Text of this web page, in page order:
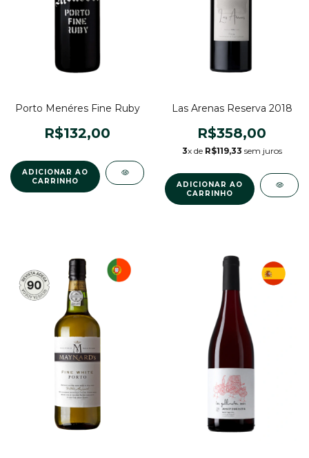
Porto Menéres Fine Ruby
R$132,00
Las Arenas Reserva 2018
R$358,00
3x de R$119,33 sem juros